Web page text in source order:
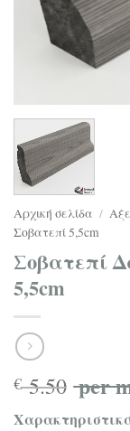
Αρχική σελίδα /
Σοβατεπί 5,5cm
Σοβατεπί
5,5cm
€5.50 per